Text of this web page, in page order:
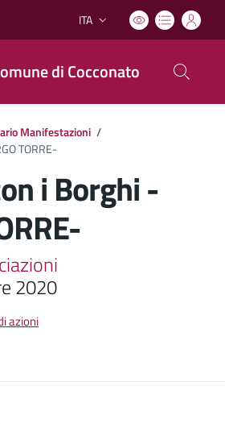
Lingua attiva:
ITA
di Cocconato
Manifestazioni /
TORRE-
i Borghi -
2020
azioni